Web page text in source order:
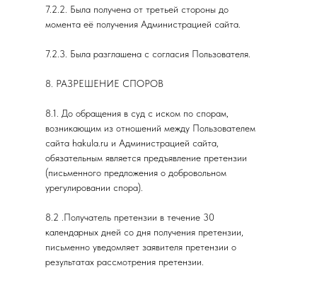
7.2.2. Была получена от третьей стороны до
момента её получения Администрацией сайта.
7.2.3. Была разглашена с согласия Пользователя.
8. РАЗРЕШЕНИЕ СПОРОВ
8.1. До обращения в суд с иском по спорам,
возникающим из отношений между Пользователем
сайта hakula.ru и Администрацией сайта,
обязательным является предъявление претензии
(письменного предложения о добровольном
урегулировании спора).
8.2 .Получатель претензии в течение 30
календарных дней со дня получения претензии,
письменно уведомляет заявителя претензии о
результатах рассмотрения претензии.